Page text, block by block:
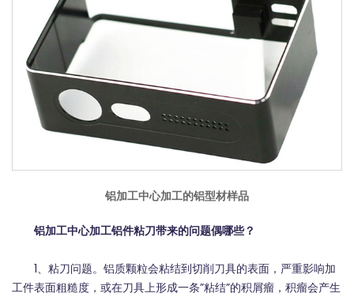
铝加工中心加工的铝型材样品
铝加工中心加工铝件粘刀带来的问题偶哪些？
1、粘刀问题。铝质颗粒会粘结到切削刀具的表面，严重影响加
工件表面粗糙度，或在刀具上形成一条”粘结”的积屑瘤，积瘤会产生